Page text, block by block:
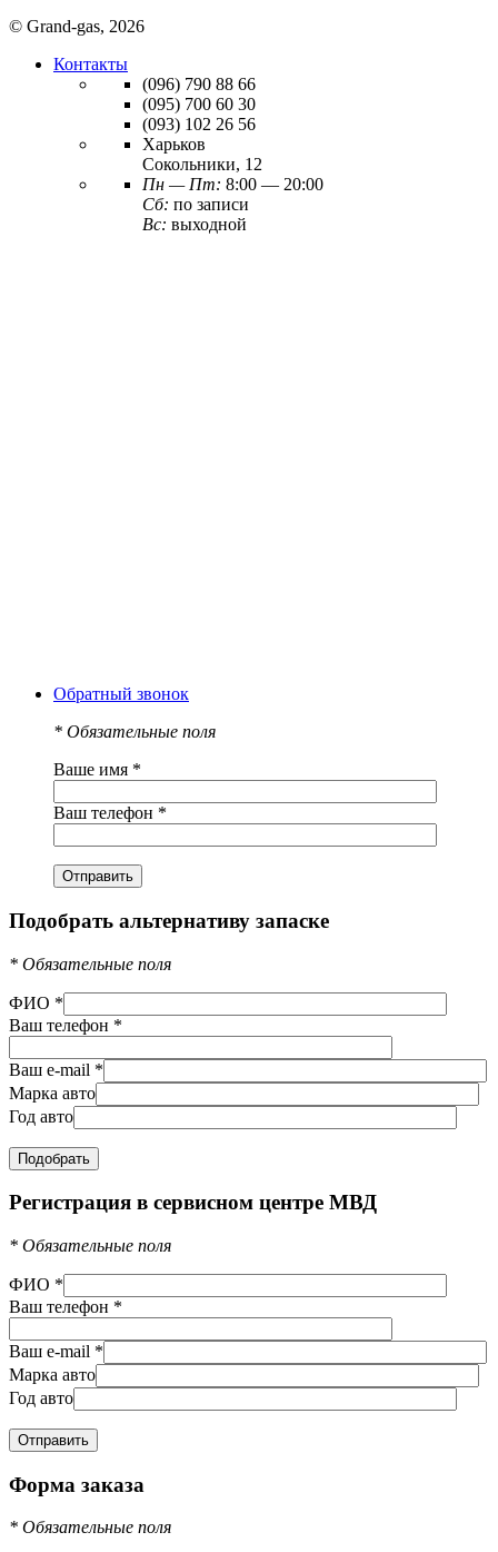
© Grand-gas, 2026
Контакты
(096) 790 88 66
(095) 700 60 30
(093) 102 26 56
Харьков
Сокольники, 12
Пн — Пт: 8:00 — 20:00
Сб: по записи
Вс: выходной
Обратный звонок
* Обязательные поля
Ваше имя *
Ваш телефон *
Подобрать альтернативу запаске
* Обязательные поля
ФИО *
Ваш телефон *
Ваш e-mail *
Марка авто
Год авто
Регистрация в сервисном центре МВД
* Обязательные поля
ФИО *
Ваш телефон *
Ваш e-mail *
Марка авто
Год авто
Форма заказа
* Обязательные поля